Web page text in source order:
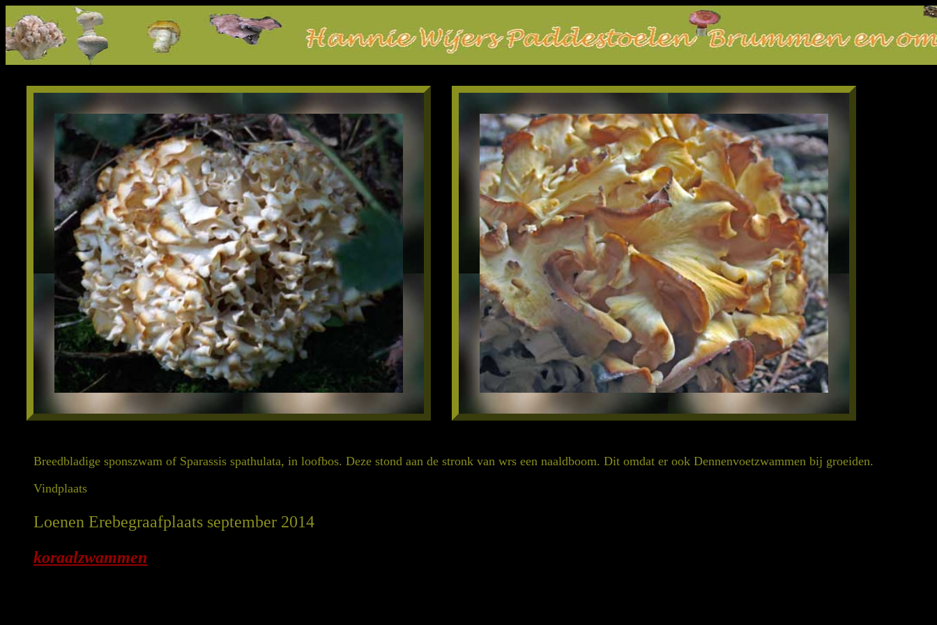
Breedbladige sponszwam of Sparassis spathulata, in loofbos. Deze stond aan de stronk van wrs een naaldboom. Dit omdat er ook Dennenvoetzwammen bij groeiden.
Vindplaats
Loenen Erebegraafplaats september 2014
koraalzwammen